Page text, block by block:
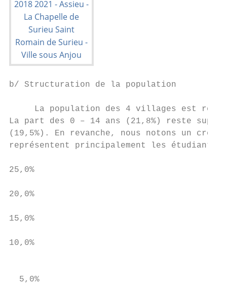
b/ Structuration de la population
La population des 4 villages est
La part des 0 – 14 ans (21,8%) reste
(19,5%). En revanche, nous notons un
représentent principalement les
25,0%
20,0%
15,0%
10,0%
  5,0%